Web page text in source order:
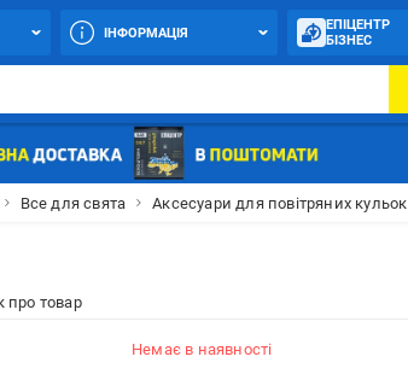
ІНФОРМАЦІЯ
ЕПІЦЕНТР
БІЗНЕС
Все для свята Аксесуари для повітряних кульок
про товар
Немає в наявності